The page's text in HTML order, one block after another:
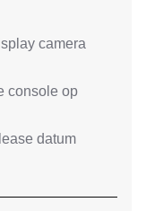
camera
console op
datum